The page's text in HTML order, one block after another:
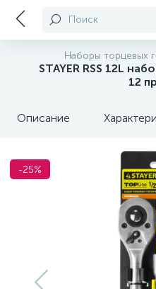
Поиск
Наборы торцевых
STAYER RSS 12L
12
Описание
-25%